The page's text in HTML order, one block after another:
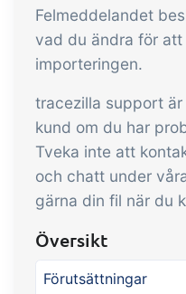
Felmeddelandet
vad du ändra för
importeringen.
tracezilla support
kund om du har
Tveka inte att
och chatt under
gärna din fil när du
Översikt
Förutsättningar